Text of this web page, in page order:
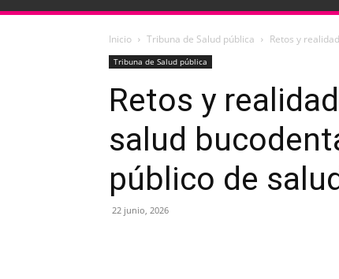
Inicio Tribuna de Salud pública Retos y
Tribuna de Salud pública
Retos y
salud
público de salud
22 junio, 2026